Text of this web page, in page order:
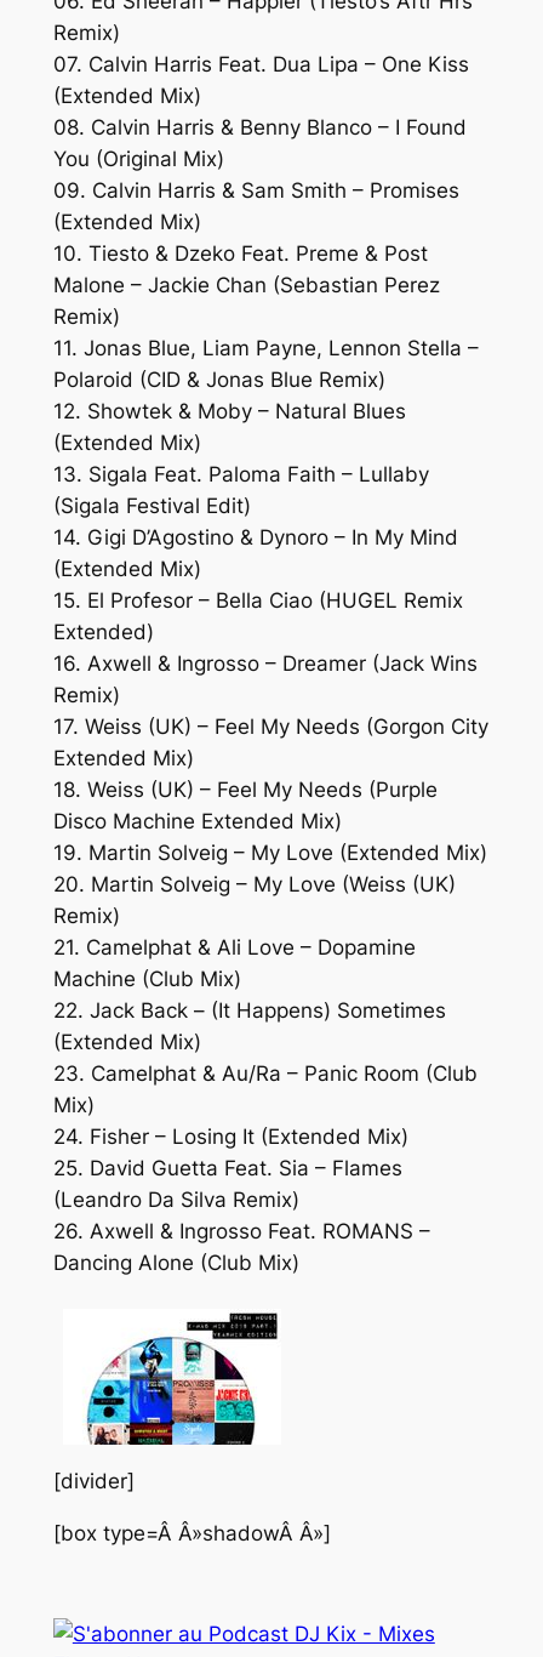
Remix)
07. Calvin Harris Feat. Dua Lipa – One Kiss
(Extended Mix)
08. Calvin Harris & Benny Blanco – I Found
You (Original Mix)
09. Calvin Harris & Sam Smith – Promises
(Extended Mix)
10. Tiesto & Dzeko Feat. Preme & Post
Malone – Jackie Chan (Sebastian Perez
Remix)
11. Jonas Blue, Liam Payne, Lennon Stella –
Polaroid (CID & Jonas Blue Remix)
12. Showtek & Moby – Natural Blues
(Extended Mix)
13. Sigala Feat. Paloma Faith – Lullaby
(Sigala Festival Edit)
14. Gigi D’Agostino & Dynoro – In My Mind
(Extended Mix)
15. El Profesor – Bella Ciao (HUGEL Remix
Extended)
16. Axwell & Ingrosso – Dreamer (Jack Wins
Remix)
17. Weiss (UK) – Feel My Needs (Gorgon City
Extended Mix)
18. Weiss (UK) – Feel My Needs (Purple
Disco Machine Extended Mix)
19. Martin Solveig – My Love (Extended Mix)
20. Martin Solveig – My Love (Weiss (UK)
Remix)
21. Camelphat & Ali Love – Dopamine
Machine (Club Mix)
22. Jack Back – (It Happens) Sometimes
(Extended Mix)
23. Camelphat & Au/Ra – Panic Room (Club
Mix)
24. Fisher – Losing It (Extended Mix)
25. David Guetta Feat. Sia – Flames
(Leandro Da Silva Remix)
26. Axwell & Ingrosso Feat. ROMANS –
Dancing Alone (Club Mix)
[divider]
[box type=Â Â»shadowÂ Â»]